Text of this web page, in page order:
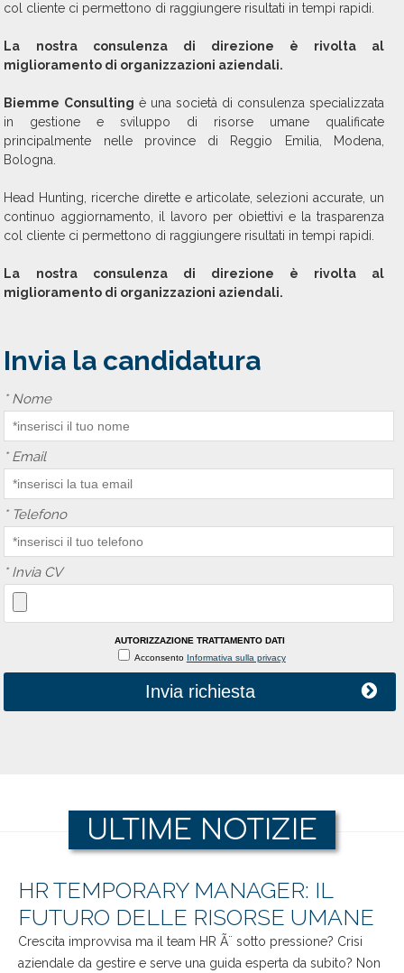
col cliente ci permettono di raggiungere risultati in tempi rapidi.
La nostra consulenza di direzione è rivolta al
miglioramento di organizzazioni aziendali.
Biemme Consulting è una società di consulenza specializzata
in gestione e sviluppo di risorse umane qualificate
principalmente nelle province di Reggio Emilia, Modena,
Bologna.
Head Hunting, ricerche dirette e articolate, selezioni accurate, un
continuo aggiornamento, il lavoro per obiettivi e la trasparenza
col cliente ci permettono di raggiungere risultati in tempi rapidi.
La nostra consulenza di direzione è rivolta al
miglioramento di organizzazioni aziendali.
Invia la candidatura
*Nome
*Email
*Telefono
*Invia CV
AUTORIZZAZIONE TRATTAMENTO DATI
Acconsento Informativa sulla privacy
Invia richiesta
ULTIME NOTIZIE
HR TEMPORARY MANAGER: IL
FUTURO DELLE RISORSE UMANE
Crescita improvvisa ma il team HR Ã¨ sotto pressione? Crisi
aziendale da gestire e serve una guida esperta da subito? Non